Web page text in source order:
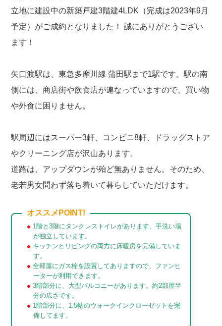
⽴地に建設中の新築戸建3階建4LDK（完成は2023年9月
予定）がご成約となりました！ 誠にありがとうござい
ます！
矢口渡駅は、東急多摩川線 蒲田駅まで1駅です。駅の南
側には、商店街や飲食店が連なっていますので、買い物
や外食に困りません。
駅周辺にはスーパー3軒、コンビニ8軒、ドラッグストア
やクリーニング店が沢山あります。
道路は、アップダウンが殆ど無ありません。そのため、
老若男女問わず落ち着いて暮らしていただけます。
● 1階と3階にタンクレストイレがあります。手洗い場
が独立しています。
● キッチンとリビングの両方に床暖房を完備していま
す。
● 全部屋にガス栓を設置してありますので、ファンヒ
ーターが利用できます。
● 3階部分に、大型バルコニーがあります。約2部屋半
分の広さです。
● 1階部分に、1.5帖のウォークインクローゼットを完
備してます。